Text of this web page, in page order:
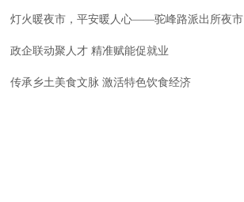
灯火暖夜市，平安暖人心——驼峰路派出所夜市
政企联动聚人才 精准赋能促就业
传承乡土美食文脉 激活特色饮食经济